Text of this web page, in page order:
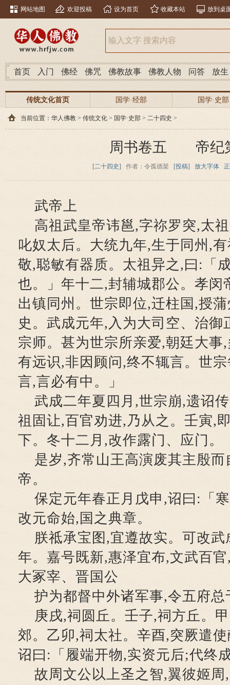
网站地图 欢迎投稿 设为首页 收藏本站 放到桌
首页 入门 佛经 佛咒 佛教故事 佛教人物 问答 放生
传统文化首页 国学·经部 国学·史部
当前位置： 华人佛教 > 传统文化 > 国学·史部 > 二十四史 >
周书卷五 帝纪
[二十四史] 作者：令孤德棻 [投稿] 放大字体
武帝上
高祖武皇帝讳邕,字祢罗突,太
叱奴太后。大统九年,生于同州,
敬,聪敏有器质。太祖异之,曰:「
也。」年十二,封辅城郡公。孝闵
出镇同州。世宗即位,迁柱国,授
史。武成元年,入为大司空、治御
宗师。甚为世宗所亲爱,朝廷大事
有远识,非因顾问,终不辄言。世
言,言必有中。」
武成二年夏四月,世宗崩,遗诏
祖固让,百官劝进,乃从之。壬寅,
下。冬十二月,改作露门、应门。
是岁,齐常山王高演废其主殷
帝。
保定元年春正月戊申,诏曰:「
改元命始,国之典章。
朕祗承宝图,宜遵故实。可改
年。嘉号既新,惠泽宜布,文武百
大冢宰、晋国公
护为都督中外诸军事,令五府总
庚戌,祠圆丘。壬子,祠方丘。
郊。乙卯,祠太社。辛酉,突厥遣
诏曰:「履端开物,实资元后;代终
故周文公以上圣之智,翼彼姬